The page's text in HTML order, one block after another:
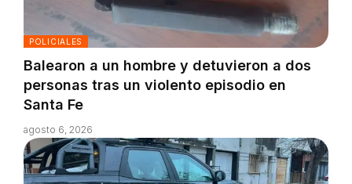
POLICIALES
Balearon a un hombre y detuvieron a dos
personas tras un violento episodio en
Santa Fe
agosto 6, 2026